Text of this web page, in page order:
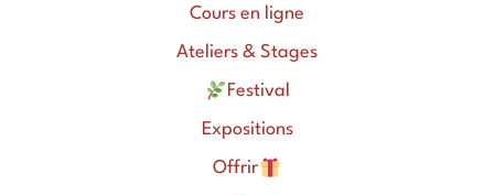
Cours en ligne
Ateliers & Stages
Festival
Expositions
Offrir